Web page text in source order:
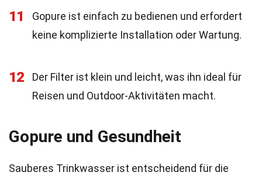
11
Gopure ist einfach zu bedienen und erfordert
keine komplizierte Installation oder Wartung.
12
Der Filter ist klein und leicht, was ihn ideal für
Reisen und Outdoor-Aktivitäten macht.
Gopure und Gesundheit
Sauberes Trinkwasser ist entscheidend für die